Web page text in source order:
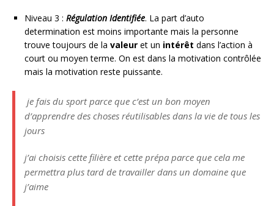
Niveau 3 : Régulation Identifiée. La part d’auto
determination est moins importante mais la personne
trouve toujours de la valeur et un intérêt dans l’action à
court ou moyen terme. On est dans la motivation contrôlée
mais la motivation reste puissante.
je fais du sport parce que c’est un bon moyen
d’apprendre des choses réutilisables dans la vie de tous les
jours
j’ai choisis cette filière et cette prépa parce que cela me
permettra plus tard de travailler dans un domaine que
j’aime